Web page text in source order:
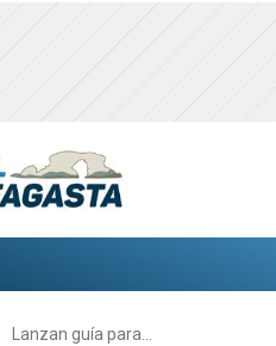
Lanzan guía para…